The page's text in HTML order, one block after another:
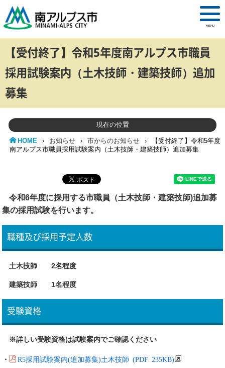
MENU
【受付終了】令和5年度南アルプス市職員
採用試験案内（土木技師・建築技師）追加
募集
現在の位置
HOME › お知らせ › 市からのお知らせ ›
【受付終了】令和5年度
南アルプス市職員採用試験案内（土木技師・建築技師）追加募集
令和6年度に採用する市職員（土木技師・建築技師)追加募
集の採用試験を行います。
職種及び採用予定人数
土木技師 2名程度
建築技師 1名程度
受験資格
※詳しい受験資格は試験案内でご確認ください
・ R5採用試験案内(追加募集)土木技師 (PDF 235KB)